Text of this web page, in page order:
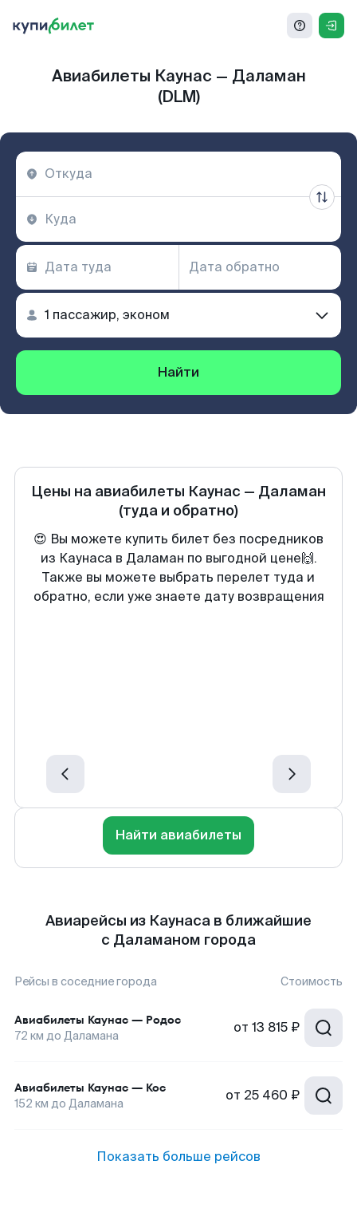
Авиабилеты Каунас — Даламан
(DLM)
Найти
Цены на авиабилеты Каунас — Даламан
(туда и обратно)
😍 Вы можете купить билет без посредников
из Каунаса в Даламан по выгодной цене🙌.
Также вы можете выбрать перелет туда и
обратно, если уже знаете дату возвращения
Найти авиабилеты
Авиарейсы из Каунаса в ближайшие
с Даламаном города
Рейсы в соседние города Стоимость
Авиабилеты Каунас — Родос
72 км до Даламана от 13 815 ₽
Авиабилеты Каунас — Кос
152 км до Даламана от 25 460 ₽
Показать больше рейсов